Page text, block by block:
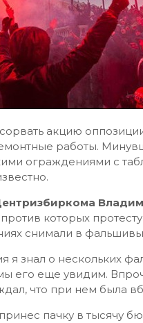
акцию
работы.
ограждениями с
которых
снимали в
я знал о нескольких
его еще увидим.
что при нем была
пачку в тысячу